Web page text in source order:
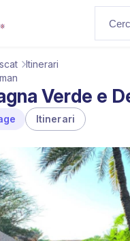
Itinerari
Verde e
Itinerari